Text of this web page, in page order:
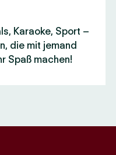
Karaoke, Sport –
die mit jemand
Spaß machen!